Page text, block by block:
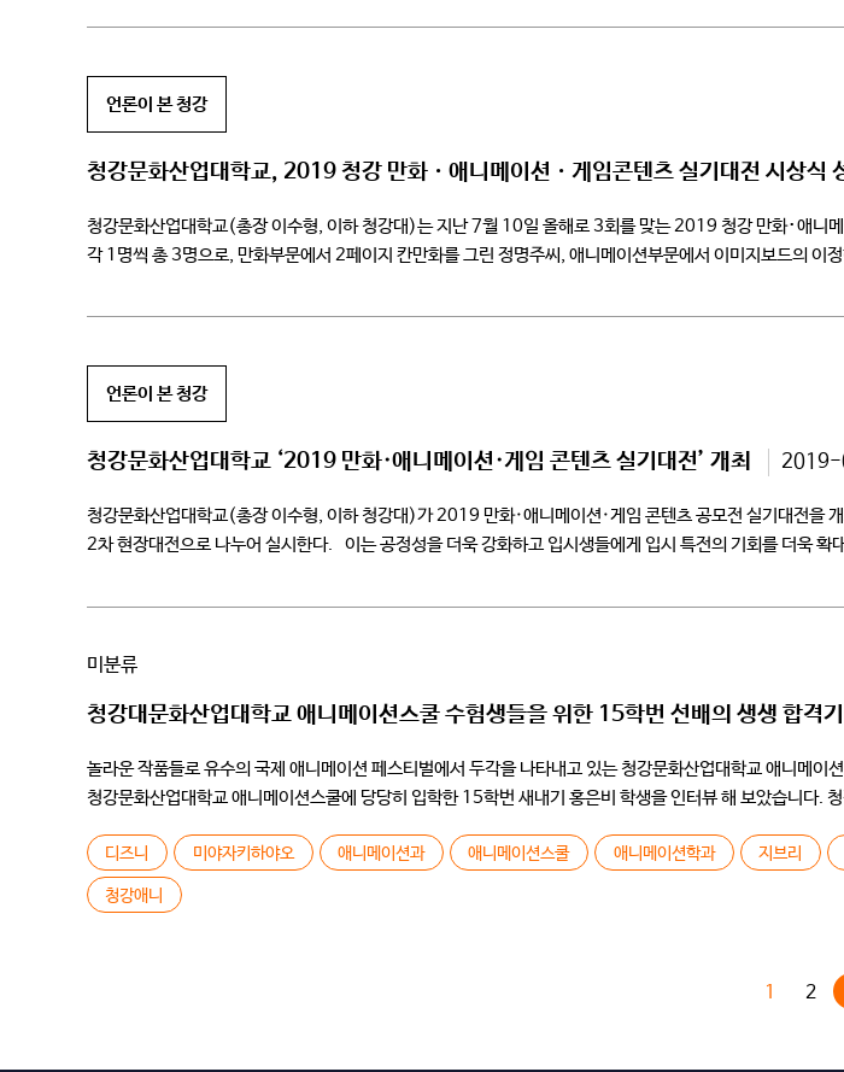
언론이 본 청강
청강문화산업대학교, 2019 청강 만화ㆍ애니메이션ㆍ게임콘텐츠 실기대전 시상식
청강문화산업대학교(총장 이수형, 이하 청강대)는 지난 7월 10일 올해로 3회를 맞는 2019 청강 만화･애니
각 1명씩 총 3명으로, 만화부문에서 2페이지 칸만화를 그린 정명주씨, 애니메이션부문에서 이미지보드의
언론이 본 청강
청강문화산업대학교 ‘2019 만화·애니메이션·게임 콘텐츠 실기대전’ 개최
청강문화산업대학교(총장 이수형, 이하 청강대)가 2019 만화·애니메이션·게임 콘텐츠 공모전 실기대전을
2차 현장대전으로 나누어 실시한다. 이는 공정성을 더욱 강화하고 입시생들에게 입시 특전의 기회를 더욱
미분류
청강대문화산업대학교 애니메이션스쿨 수험생들을 위한 15학번 선배의 생생 합격
놀라운 작품들로 유수의 국제 애니메이션 페스티벌에서 두각을 나타내고 있는 청강문화산업대학교 애니메
청강문화산업대학교 애니메이션스쿨에 당당히 입학한 15학번 새내기 홍은비 학생을 인터뷰 해 보았습니다.
디즈니 미야자키하야오 애니메이션과 애니메이션스쿨 애니메이션학과 지브리
청강애니
1 2